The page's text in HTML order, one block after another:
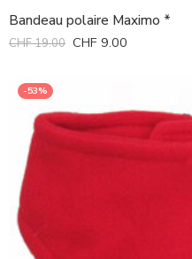
Bandeau polaire Maximo *
CHF19.00 CHF 9.00
-53%